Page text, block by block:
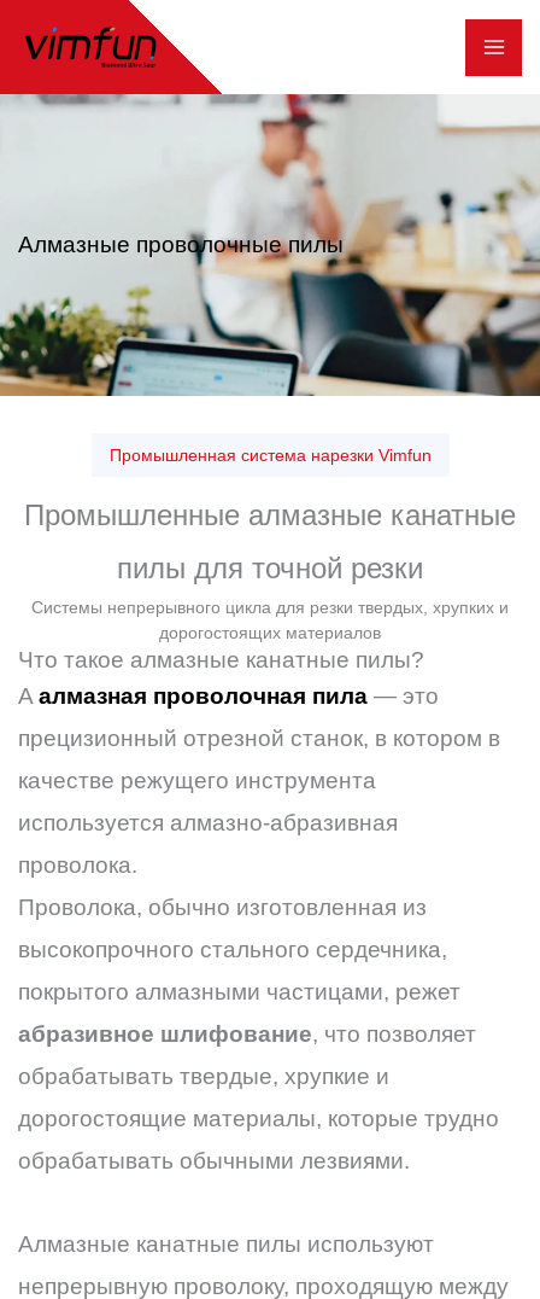
содержимому
Алмазные проволочные пилы
Промышленная система нарезки Vimfun
Промышленные алмазные канатные
пилы для точной резки
Системы непрерывного цикла для резки твердых, хрупких и
дорогостоящих материалов
Что такое алмазные канатные пилы?
Aалмазная проволочная пила — это
прецизионный отрезной станок, в котором в
качестве режущего инструмента
используется алмазно-абразивная
проволока.
Проволока, обычно изготовленная из
высокопрочного стального сердечника,
покрытого алмазными частицами, режет
абразивное шлифование, что позволяет
обрабатывать твердые, хрупкие и
дорогостоящие материалы, которые трудно
обрабатывать обычными лезвиями.
Алмазные канатные пилы используют
непрерывную проволоку, проходящую между